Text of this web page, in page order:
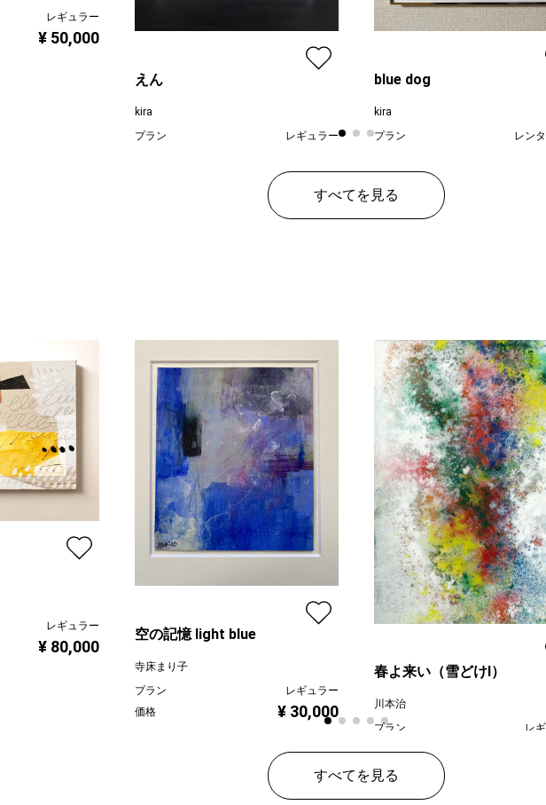
レギュラー
¥ 50,000
えん
kira
プラン
レギュラー
blue dog
kira
プラン
レン
すべてを見る
レギュラー
¥ 80,000
空の記憶 light blue
寺床まり子
プラン
レギュラー
価格
¥ 30,000
春よ来い（雪どけⅠ）
川本治
プラン
レ
価格
すべてを見る